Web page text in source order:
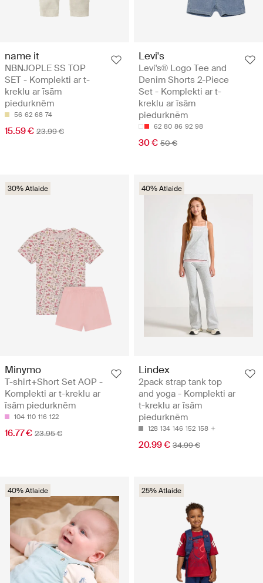
name it
NBNJOPLE SS TOP
SET - Komplekti ar t-
kreklu ar īsām
piedurknēm
56 62 68 74
15.59 € 23.99 €
Levi's
Levi's® Logo Tee and
Denim Shorts 2-Piece
Set - Komplekti ar t-
kreklu ar īsām
piedurknēm
62 80 86 92 98
30 € 50 €
30% Atlaide
Minymo
T-shirt+Short Set AOP -
Komplekti ar t-kreklu ar
īsām piedurknēm
104 110 116 122
16.77 € 23.95 €
40% Atlaide
Lindex
2pack strap tank top
and yoga - Komplekti ar
t-kreklu ar īsām
piedurknēm
128 134 146 152 158
20.99 € 34.99 €
40% Atlaide 25% Atlaide